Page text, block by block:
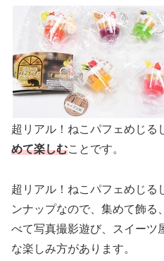
超リアル！ねこパフェめじる
めて楽しむことです。
超リアル！ねこパフェめじる
ンナップなので、集めて飾る
べて写真撮影遊び、スイーツ
な楽しみ方があります。